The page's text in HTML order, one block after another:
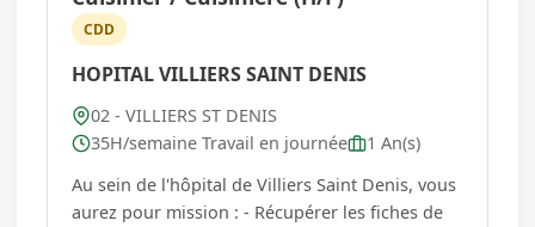
CDD
HOPITAL VILLIERS SAINT DENIS
02 - VILLIERS ST DENIS
35H/semaine Travail en journée
1 An(s)
Au sein de l'hôpital de Villiers Saint Denis, vous
aurez pour mission : - Récupérer les fiches de